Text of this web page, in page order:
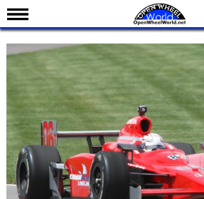
Nieuws
Kalender
Uitslagen
Standen
Coureurs
Teams
IndyCar 101